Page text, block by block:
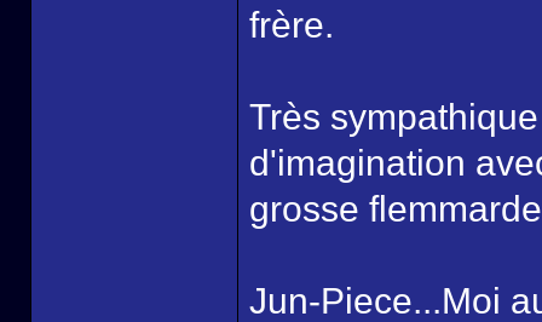
frère.
Très
d'imagination
grosse
Jun-Piece...Moi